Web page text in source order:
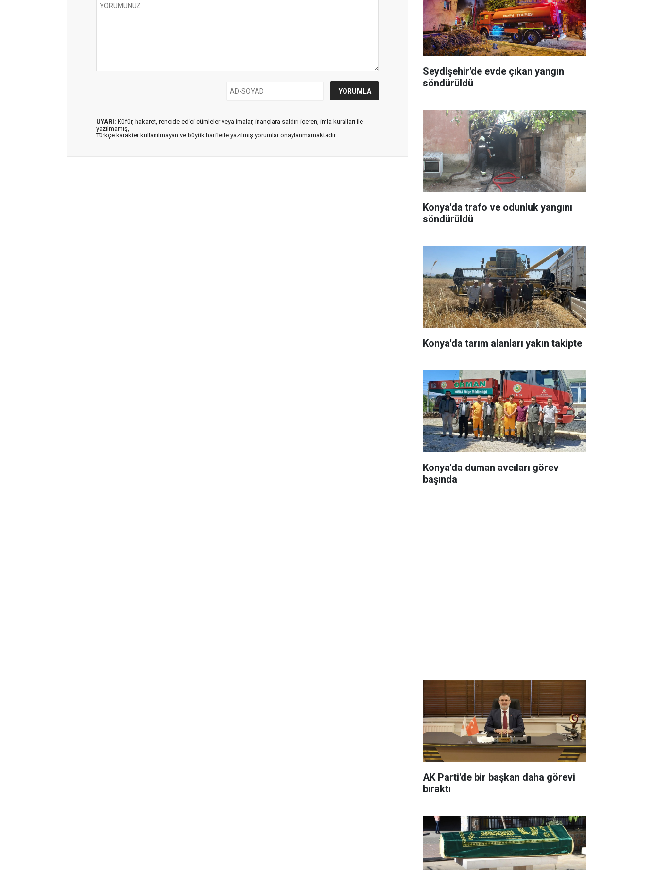
UYARI: Küfür, hakaret, rencide edici cümleler veya imalar, inançlara saldırı içeren, imla kuralları ile
yazılmamış,
Türkçe karakter kullanılmayan ve büyük harflerle yazılmış yorumlar onaylanmamaktadır.
Seydişehir'de evde çıkan yangın
söndürüldü
Konya'da trafo ve odunluk yangını
söndürüldü
Konya'da tarım alanları yakın takipte
Konya'da duman avcıları görev
başında
AK Parti'de bir başkan daha görevi
bıraktı